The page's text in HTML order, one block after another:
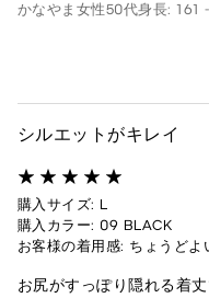
かなやま 女性50代身長: 161
シルエットがキレイ
購入サイズ: L
購入カラー: 09 BLACK
お客様の着用感: ちょうどよ
お尻がすっぽり隠れる着